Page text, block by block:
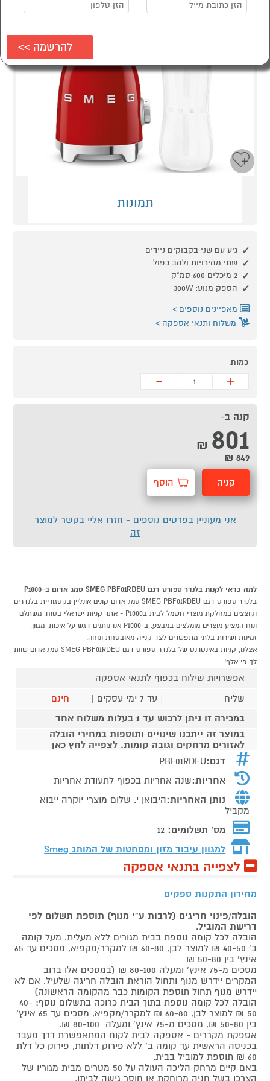
תמונות
גיע עם שני בקבוקים ניידים
שתי מהירויות ולהב כפול
2 מיכלים 600 סמ"ק
הספק מנוע: 300W
מאפיינים נוספים
משלוח ותנאי אספקה
כמות
+
-
קנה ב-
801
₪
849 ₪
קניה הוסף
אני מעוניין בפרטים נוספים - חזרו אליי בקשר למוצר
זה
למה כדאי לקנות בלנדר ספורט דגם SMEG PBF01RDEU סמג אדום ב-P1000
בלנדר ספורט דגם SMEG PBF01RDEU סמג אדום קונים אונליין בקטגוריית בלנדרים
וקוצצים במחלקת מוצרי חשמל לבית בP1000 - אתר קניות ישראלי בטוח, משתלם
ונוח המציע מוצרים מומלצים במבצע. ב-P1000 אנו נותנים דגש על איכות, מגוון,
זמינות ושירות בלתי מתפשרים לצד קנייה מאובטחת ונוחה.
אצלנו, קניות באינטרנט של בלנדר ספורט דגם SMEG PBF01RDEU סמג אדום שוות
לך פי אלף!
אפשרויות שילוח בכפוף לתנאי אספקה
שליח
| עד 7 ימי עסקים |
חינם
במכירה זו ניתן לרכוש עד 1 בעלות משלוח אחד
במוצר זה ייתכנו שינויים ותוספות במחירי הובלה
לאזורים מרחקים וגובה קומות. לצפייה לחץ כאן
דגם:PBF01RDEU
אחריות:שנה אחריות בכפוף לתעודת אחריות
נותן האחריות:היבואן י. שלום מוצרי יוקרה ייבוא
מקביל
מס' תשלומים: 12
למגוון עיבוד מזון ומסחטות של המותג Smeg
לצפייה בתנאי אספקה
מחירון התקנות ספקים
הובלה/פינוי חריגים (לרבות ע"י מנוף) תוספת תשלום לפי
דרישת המוביל.
הובלה לכל קומה נוספת בבית מגורים ללא מעלית. מעל קומה
ב' 40-50 ₪ למוצר לבן, 60-80 ₪ למקרר/מקפיא, מסכים עד 65
אינץ' בין 50-80 ₪
מסכים מ-75 אינץ' ומעלה 80-100 ₪ (במסכים אלו ברוב
המקרים יידרש מנוף ותחול הוראת הובלה חריגה שלעיל. אם לא
יידרש מנוף תחול תוספת הקומות כבר מהקומה הראשונה)
הובלה לכל קומה נוספת בתוך הבית כרוכה בתשלום נוסף: 40-
50 ₪ למוצר לבן, 60-80 ₪ למקרר/מקפיא, מסכים עד 65 אינץ'
בין 50-80 ₪, מסכים מ-75 אינץ' ומעלה 80-100 ₪.
אספקת מקררים - אספקה לבית לקוח המתאפשרת דרך מעבר
בכניסה הראשית עד קומה ב' ללא פירוק דלתות, פירוק כל דלת
60 ₪ תוספת למוביל בבית.
באם קיים מרחק הליכה העולה על 50 מטרים מבית מגוריו של